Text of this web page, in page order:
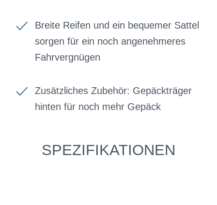
Breite Reifen und ein bequemer Sattel
sorgen für ein noch angenehmeres
Fahrvergnügen
Zusätzliches Zubehör: Gepäckträger
hinten für noch mehr Gepäck
SPEZIFIKATIONEN